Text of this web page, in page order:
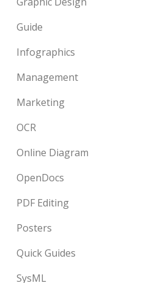
Guide
Infographics
Management
Marketing
OCR
Online Diagram
OpenDocs
PDF Editing
Posters
Quick Guides
SysML